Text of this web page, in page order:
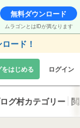
無料ダウンロード
ムラゴンとはIDが異なります
ード！
をはじめる ログイン
グ村カテゴリー